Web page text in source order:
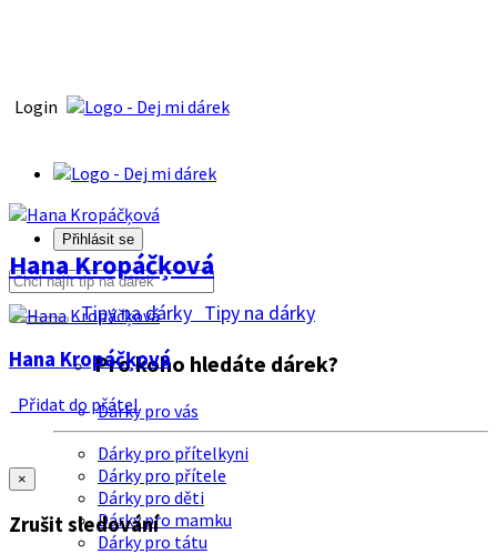
Login
Přihlásit se
Tipy na dárky Tipy na dárky
Pro koho hledáte dárek?
Dárky pro vás
Dárky pro přítelkyni
Dárky pro přítele
Dárky pro děti
Dárky pro mamku
Dárky pro tátu
Hana Kropáčķová
Hana Kropáčķová
Přidat do přátel
×
Zrušit sledování